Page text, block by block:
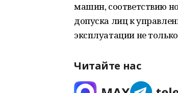
машин, соответствию
допуска лиц к
эксплуатации не
Читайте нас